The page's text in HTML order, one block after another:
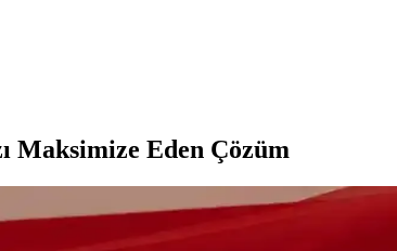
Maksimize Eden Çözüm